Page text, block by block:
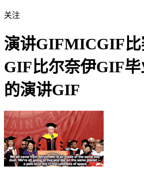
关注
演讲GIFMICGIF
GIF比尔奈伊GIF
的演讲GIF